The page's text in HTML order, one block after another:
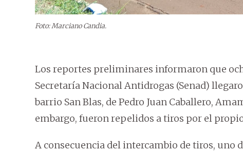
Foto: Marciano Candia.
Los reportes preliminares informaron que
Secretaría Nacional Antidrogas (Senad)
barrio San Blas, de Pedro Juan Caballero,
embargo, fueron repelidos a tiros por el
A consecuencia del intercambio de tiros, uno